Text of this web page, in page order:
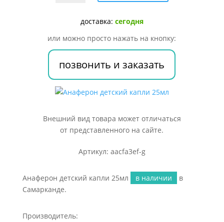
25мл
доставка: сегодня
или можно просто нажать на кнопку:
позвонить и заказать
Внешний вид товара может отличаться
от представленного на сайте.
Артикул: aacfa3ef-g
Анаферон детский капли 25мл в наличии
в
Самарканде.
Производитель: